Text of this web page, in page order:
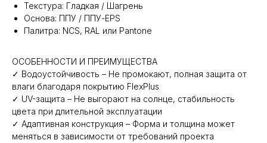
Текстура: Гладкая / Шагрень
Основа: ППУ / ППУ-EPS
Палитра: NCS, RAL или Pantone
ОСОБЕННОСТИ И ПРЕИМУЩЕСТВА
✓ Водоустойчивость – Не промокают, полная защита от
влаги благодаря покрытию FlexPlus
✓ UV-защита – Не выгорают на солнце, стабильность
цвета при длительной эксплуатации
✓ Адаптивная конструкция – Форма и толщина может
меняться в зависимости от требований проекта